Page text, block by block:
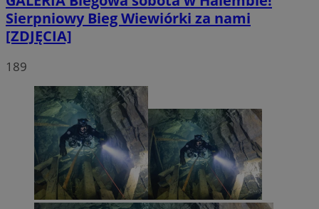
Sierpniowy Bieg Wiewiórki za nami
[ZDJĘCIA]
189